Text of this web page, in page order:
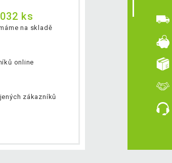
ks
na skladě
online
zákazníků